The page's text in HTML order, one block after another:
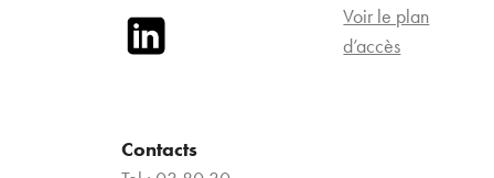
Voir le plan
d’accès
Contacts